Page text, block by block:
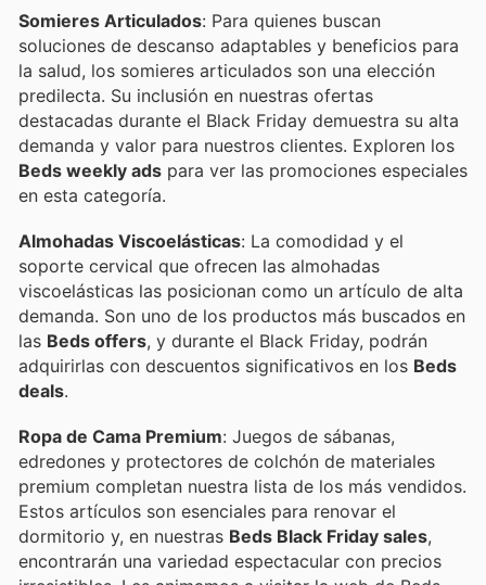
Somieres Articulados: Para quienes buscan
soluciones de descanso adaptables y beneficios para
la salud, los somieres articulados son una elección
predilecta. Su inclusión en nuestras ofertas
destacadas durante el Black Friday demuestra su alta
demanda y valor para nuestros clientes. Exploren los
Beds weekly ads para ver las promociones especiales
en esta categoría.
Almohadas Viscoelásticas: La comodidad y el
soporte cervical que ofrecen las almohadas
viscoelásticas las posicionan como un artículo de alta
demanda. Son uno de los productos más buscados en
las Beds offers, y durante el Black Friday, podrán
adquirirlas con descuentos significativos en los Beds
deals.
Ropa de Cama Premium: Juegos de sábanas,
edredones y protectores de colchón de materiales
premium completan nuestra lista de los más vendidos.
Estos artículos son esenciales para renovar el
dormitorio y, en nuestras Beds Black Friday sales,
encontrarán una variedad espectacular con precios